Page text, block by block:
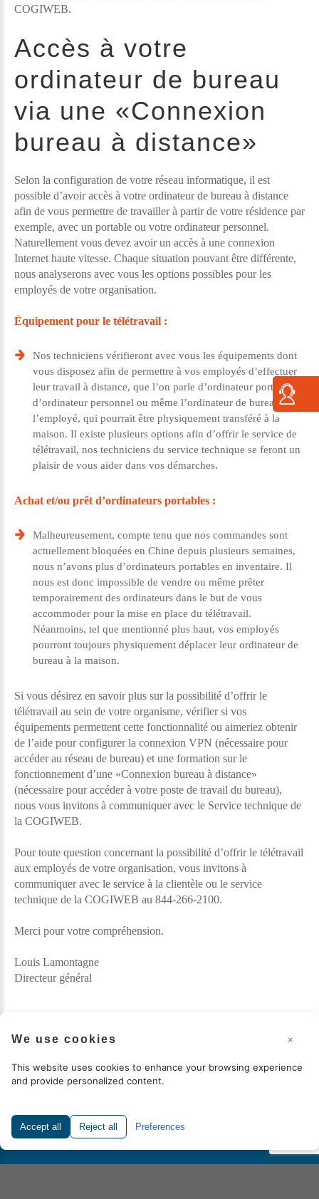
×
We use cookies
This website uses cookies to enhance your browsing experience
and provide personalized content.
Accept all Reject all Preferences
COGIWEB.
Accès à votre
ordinateur de bureau
via une «Connexion
bureau à distance»
Selon la configuration de votre réseau informatique, il est
possible d’avoir accès à votre ordinateur de bureau à distance
afin de vous permettre de travailler à partir de votre résidence par
exemple, avec un portable ou votre ordinateur personnel.
Naturellement vous devez avoir un accès à une connexion
Internet haute vitesse. Chaque situation pouvant être différente,
nous analyserons avec vous les options possibles pour les
employés de votre organisation.
Équipement pour le télétravail :
Nos techniciens vérifieront avec vous les équipements dont
vous disposez afin de permettre à vos employés d’effectuer
leur travail à distance, que l’on parle d’ordinateur portable,
d’ordinateur personnel ou même l’ordinateur de bureau de
l’employé, qui pourrait être physiquement transféré à la
maison. Il existe plusieurs options afin d’offrir le service de
télétravail, nos techniciens du service technique se feront un
plaisir de vous aider dans vos démarches.
Achat et/ou prêt d’ordinateurs portables :
Malheureusement, compte tenu que nos commandes sont
actuellement bloquées en Chine depuis plusieurs semaines,
nous n’avons plus d’ordinateurs portables en inventaire. Il
nous est donc impossible de vendre ou même prêter
temporairement des ordinateurs dans le but de vous
accommoder pour la mise en place du télétravail.
Néanmoins, tel que mentionné plus haut, vos employés
pourront toujours physiquement déplacer leur ordinateur de
bureau à la maison.
Si vous désirez en savoir plus sur la possibilité d’offrir le
télétravail au sein de votre organisme, vérifier si vos
équipements permettent cette fonctionnalité ou aimeriez obtenir
de l’aide pour configurer la connexion VPN (nécessaire pour
accéder au réseau de bureau) et une formation sur le
fonctionnement d’une «Connexion bureau à distance»
(nécessaire pour accéder à votre poste de travail du bureau),
nous vous invitons à communiquer avec le Service technique de
la COGIWEB.
Pour toute question concernant la possibilité d’offrir le télétravail
aux employés de votre organisation, vous invitons à
communiquer avec le service à la clientèle ou le service
technique de la COGIWEB au 844-266-2100.
Merci pour votre compréhension.
Louis Lamontagne
Directeur général
COGIWEB ©2026 Politique d’accessibilité
Retour à la version bureau